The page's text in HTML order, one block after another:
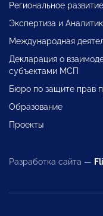
Региональное развитие
Экспертиза и
Международная
Декларация о
субъектами МСП
Бюро по защите прав
Образование
Проекты
Разработка сайта —